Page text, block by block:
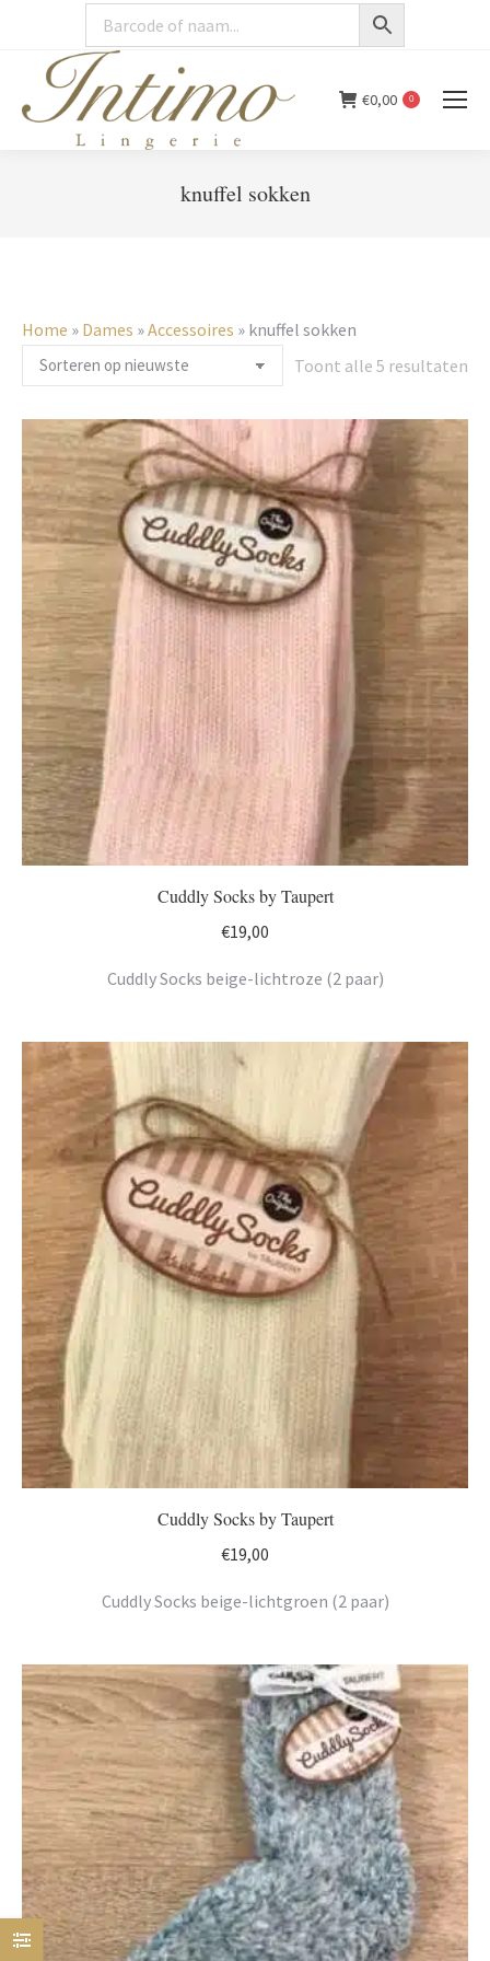
€0,00 0
knuffel sokken
Home » Dames »Accessoires » knuffel sokken
Toont alle 5 resultaten
Cuddly Socks by Taupert
€19,00
Cuddly Socks beige-lichtroze (2 paar)
Cuddly Socks by Taupert
€19,00
Cuddly Socks beige-lichtgroen (2 paar)